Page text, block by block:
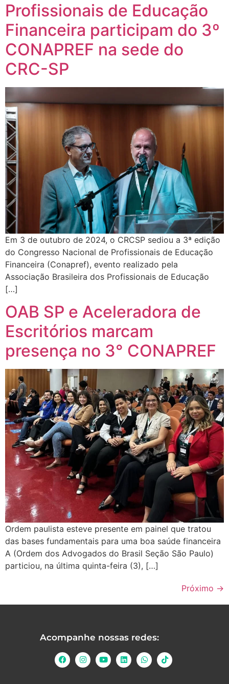
Profissionais de Educação
Financeira participam do 3º
CONAPREF na sede do
CRC-SP
Em 3 de outubro de 2024, o CRCSP sediou a 3ª edição
do Congresso Nacional de Profissionais de Educação
Financeira (Conapref), evento realizado pela
Associação Brasileira dos Profissionais de Educação
[…]
OAB SP e Aceleradora de
Escritórios marcam
presença no 3° CONAPREF
Ordem paulista esteve presente em painel que tratou
das bases fundamentais para uma boa saúde financeira
A (Ordem dos Advogados do Brasil Seção São Paulo)
particiou, na última quinta-feira (3), […]
Próximo →
Acompanhe nossas redes: